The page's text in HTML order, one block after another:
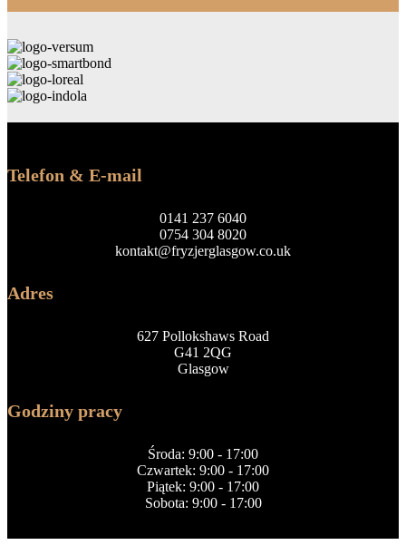
Telefon & E-mail
0141 237 6040
0754 304 8020
kontakt@fryzjerglasgow.co.uk
Adres
627 Pollokshaws Road
G41 2QG
Glasgow
Godziny pracy
Środa: 9:00 - 17:00
Czwartek: 9:00 - 17:00
Piątek: 9:00 - 17:00
Sobota: 9:00 - 17:00